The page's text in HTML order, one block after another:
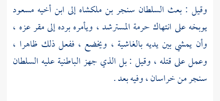
وقيل : بعث السلطان سنجر بن ملكشاهإلى ابن أخيه مسعود
يوبخه على انتهاك حرمة المسترشد، ويأمره برده إلى مقر عزه ،
وأن يمشي بين يديه بالغاشية ، ويخضع ، ففعل ذلك ظاهرا ،
وعمل على قتله ، وقيل : بل الذي جهز الباطنية عليه السلطان
سنجرمنخراسان، وفيه بعد .